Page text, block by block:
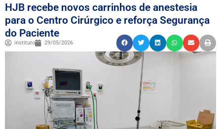
HJB recebe novos carrinhos de anestesia
para o Centro Cirúrgico e reforça Segurança
do Paciente
instituto 29/05/2026